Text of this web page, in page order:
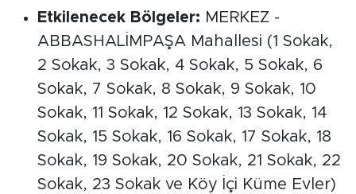
Etkilenecek Bölgeler: MERKEZ -
ABBASHALİMPAŞA Mahallesi (1 Sokak,
2 Sokak, 3 Sokak, 4 Sokak, 5 Sokak, 6
Sokak, 7 Sokak, 8 Sokak, 9 Sokak, 10
Sokak, 11 Sokak, 12 Sokak, 13 Sokak, 14
Sokak, 15 Sokak, 16 Sokak, 17 Sokak, 18
Sokak, 19 Sokak, 20 Sokak, 21 Sokak, 22
Sokak, 23 Sokak ve Köy İçi Küme Evler)